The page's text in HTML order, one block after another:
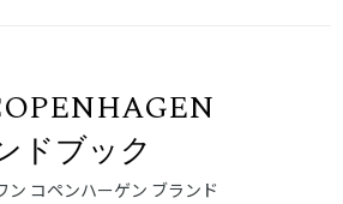
ドブック
ン コペンハーゲン ブランド